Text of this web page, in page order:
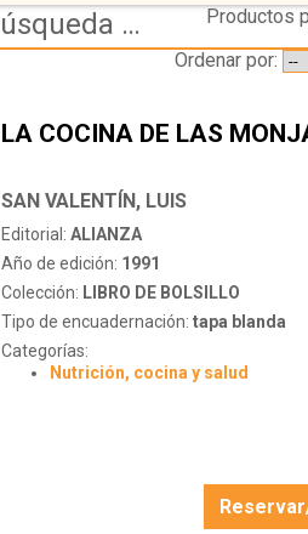
Resultado de la búsqueda de autor san-valentin,-luis
Productos
Ordenar por:
LA COCINA DE LAS
SAN VALENTÍN, LUIS
Editorial: ALIANZA
Año de edición: 1991
Colección: LIBRO DE BOLSILLO
Tipo de encuadernación: tapa blanda
Categorías:
Nutrición, cocina y salud